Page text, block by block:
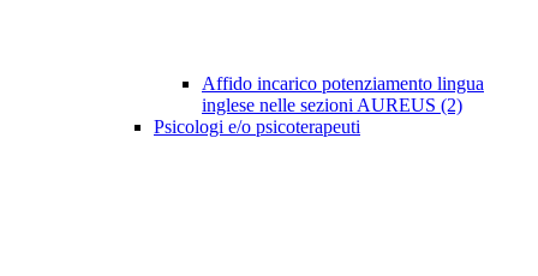
Affido incarico potenziamento lingua
inglese nelle sezioni AUREUS (2)
Psicologi e/o psicoterapeuti